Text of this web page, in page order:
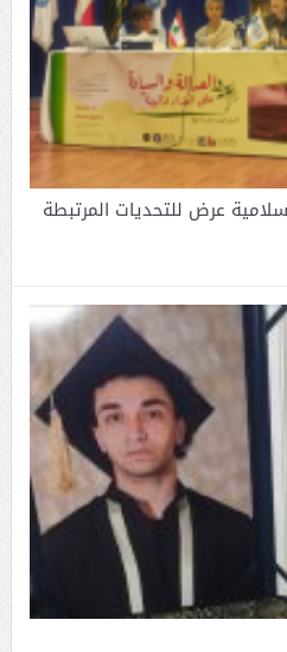
عرض للتحديات المرتبطة